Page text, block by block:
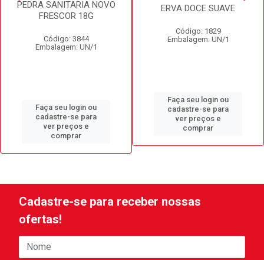
PEDRA SANITARIA NOVO
FRESCOR 18G
Código: 3844
Embalagem: UN/1
Faça seu login ou
cadastre-se para
ver preços e
comprar
ERVA DOCE SUAVE
Código: 1829
Embalagem: UN/1
Faça seu login ou
cadastre-se para
ver preços e
comprar
Cadastre-se para receber nossas
ofertas!